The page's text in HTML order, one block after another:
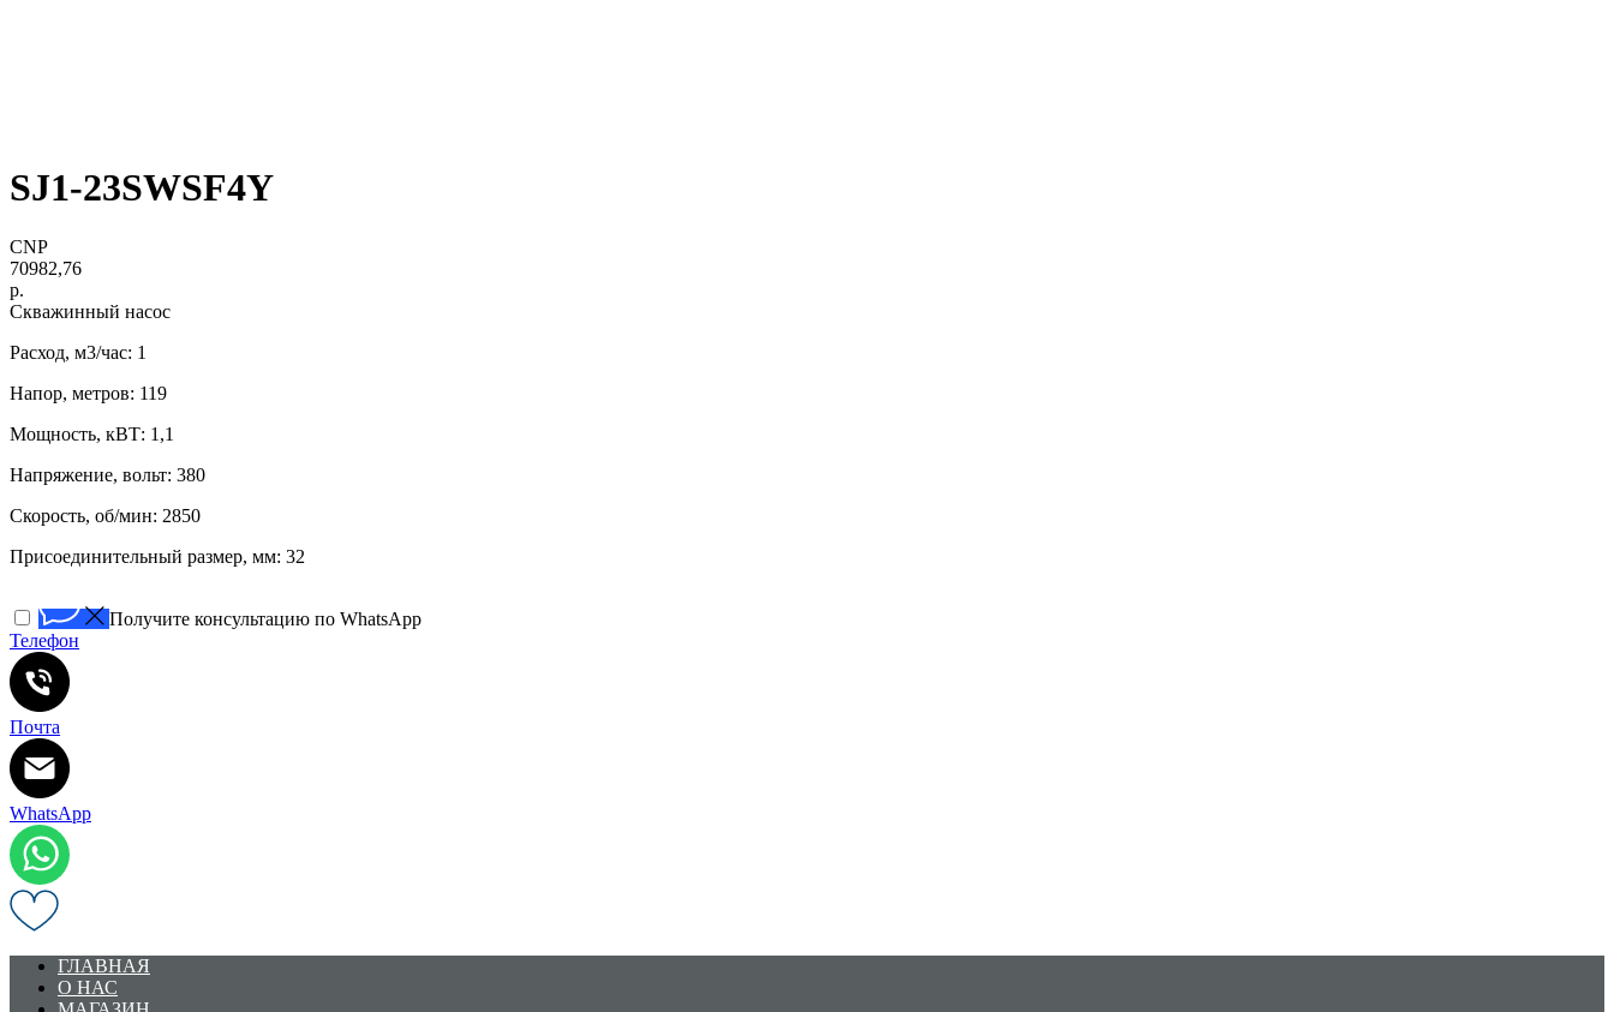
SJ1-23SWSF4Y
CNP
70982,76
р.
Скважинный насос
Расход, м3/час: 1
Напор, метров: 119
Мощность, кВТ: 1,1
Напряжение, вольт: 380
Скорость, об/мин: 2850
Присоединительный размер, мм: 32
Получите консультацию по WhatsApp
Телефон
Почта
WhatsApp
ГЛАВНАЯ
О НАС